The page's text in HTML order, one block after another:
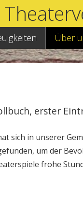
Über
erster
sich in unserer
um der
frohe